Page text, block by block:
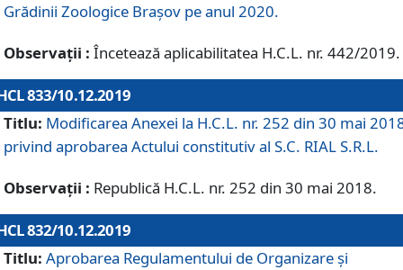
Grădinii Zoologice Braşov pe anul 2020.
Observații : Încetează aplicabilitatea H.C.L. nr. 442/2019.
833/10.12.2019
Titlu: Modificarea Anexei la H.C.L. nr. 252 din 30 mai
privind aprobarea Actului constitutiv al S.C. RIAL S.R.L.
Observații : Republică H.C.L. nr. 252 din 30 mai 2018.
832/10.12.2019
Titlu: Aprobarea Regulamentului de Organizare și